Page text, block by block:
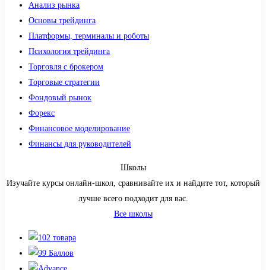
Анализ рынка
Основы трейдинга
Платформы, терминалы и роботы
Психология трейдинга
Торговля с брокером
Торговые стратегии
Фондовый рынок
Форекс
Финансовое моделирование
Финансы для руководителей
Школы
Изучайте курсы онлайн-школ, сравнивайте их и найдите тот, который
лучше всего подходит для вас.
Все школы